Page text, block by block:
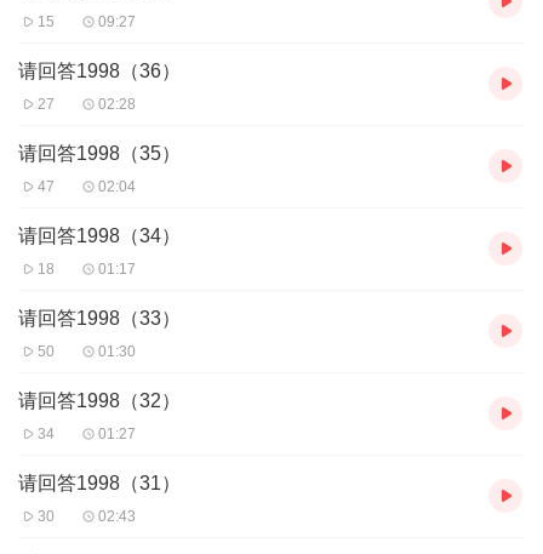
15 09:27
请回答1998（36）
27 02:28
请回答1998（35）
47 02:04
请回答1998（34）
18 01:17
请回答1998（33）
50 01:30
请回答1998（32）
34 01:27
请回答1998（31）
30 02:43